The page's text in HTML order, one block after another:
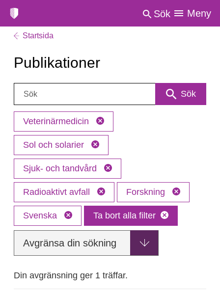
Sök Meny
Startsida
Publikationer
Sök: Sök
Veterinärmedicin
Sol och solarier
Sjuk- och tandvård
Radioaktivt avfall Forskning
Svenska Ta bort alla filter
Avgränsa din sökning
Din avgränsning ger 1 träffar.